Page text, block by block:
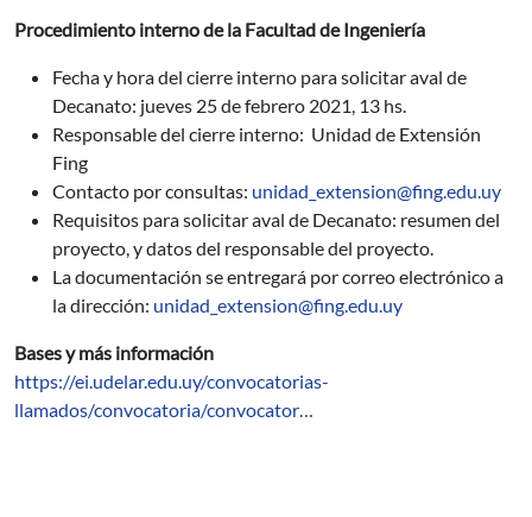
Procedimiento interno de la Facultad de Ingeniería
Fecha y hora del cierre interno para solicitar aval de
Decanato: jueves 25 de febrero 2021, 13 hs.
Responsable del cierre interno: Unidad de Extensión
Fing
Contacto por consultas: unidad_extension@fing.edu.uy
Requisitos para solicitar aval de Decanato: resumen del
proyecto, y datos del responsable del proyecto.
La documentación se entregará por correo electrónico a
la dirección: unidad_extension@fing.edu.uy
Bases y más información
https://ei.udelar.edu.uy/convocatorias-
llamados/convocatoria/convocator…